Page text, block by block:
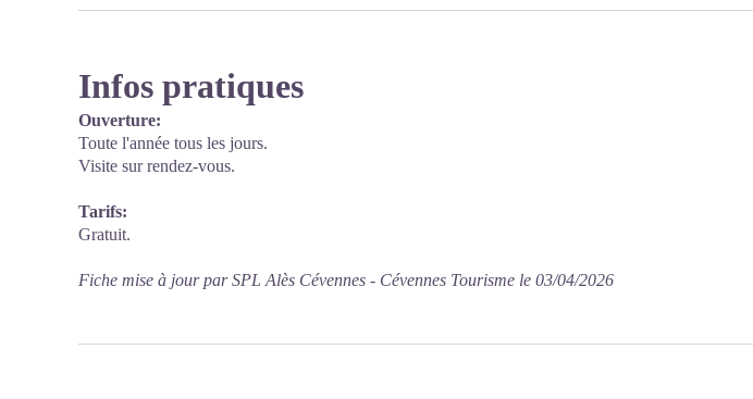
Infos pratiques
Ouverture:
Toute l'année tous les jours.
Visite sur rendez-vous.
Tarifs:
Gratuit.
Fiche mise à jour par SPL Alès Cévennes - Cévennes Tourisme le 03/04/2026